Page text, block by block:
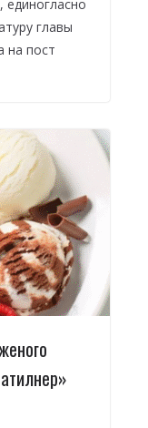
единогласно
главы
на пост